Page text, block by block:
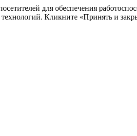
для обеспечения
Кликните «Принять и